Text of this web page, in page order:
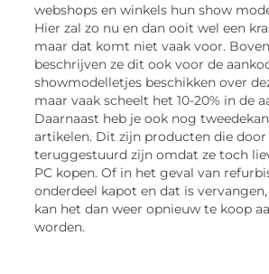
webshops en winkels hun show
Hier zal zo nu en dan ooit wel een
maar dat komt niet vaak voor.
beschrijven ze dit ook voor de
showmodelletjes beschikken over
maar vaak scheelt het 10-20% in de
Daarnaast heb je ook nog
artikelen. Dit zijn producten die door
teruggestuurd zijn omdat ze toch
PC kopen. Of in het geval van
onderdeel kapot en dat is
kan het dan weer opnieuw te koop
worden.